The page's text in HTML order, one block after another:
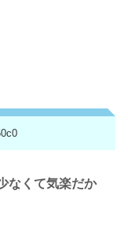
なくて気楽だか